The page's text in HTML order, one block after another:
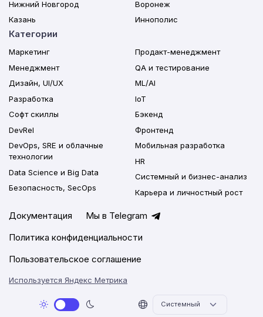
Нижний Новгород
Казань
Воронеж
Иннополис
Категории
Маркетинг
Менеджмент
Дизайн, UI/UX
Разработка
Софт скиллы
DevRel
DevOps, SRE и облачные
технологии
Data Science и Big Data
Безопасность, SecOps
Продакт-менеджмент
QA и тестирование
ML/AI
IoT
Бэкенд
Фронтенд
Мобильная разработка
HR
Системный и бизнес-анализ
Карьера и личностный рост
Документация
Мы в Telegram
Политика конфиденциальности
Пользовательское соглашение
Используется Яндекс Метрика